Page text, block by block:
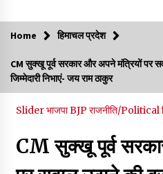
चौपाल विधायक पर
इस्तीफा
08/08/2026
07/08/2026
Home हिमाचल प्रदेश
CM सुक्खू पूर्व सरकार और अपने मंत्रियों पर
जिम्मेदारी निभाएं- जय राम ठाकुर
Sliderभाजपा BJP राजनीति/Political
CM सुक्खू पूर्व